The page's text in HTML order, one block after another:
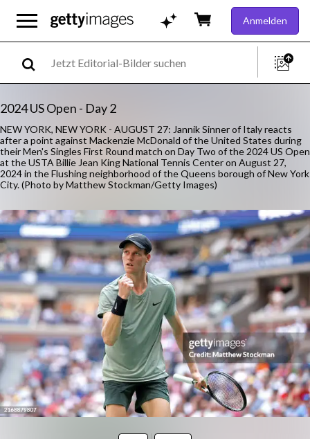
Anmelden
2024 US Open - Day 2
NEW YORK, NEW YORK - AUGUST 27: Jannik Sinner of Italy reacts
after a point against Mackenzie McDonald of the United States during
their Men's Singles First Round match on Day Two of the 2024 US Open
at the USTA Billie Jean King National Tennis Center on August 27,
2024 in the Flushing neighborhood of the Queens borough of New York
City. (Photo by Matthew Stockman/Getty Images)